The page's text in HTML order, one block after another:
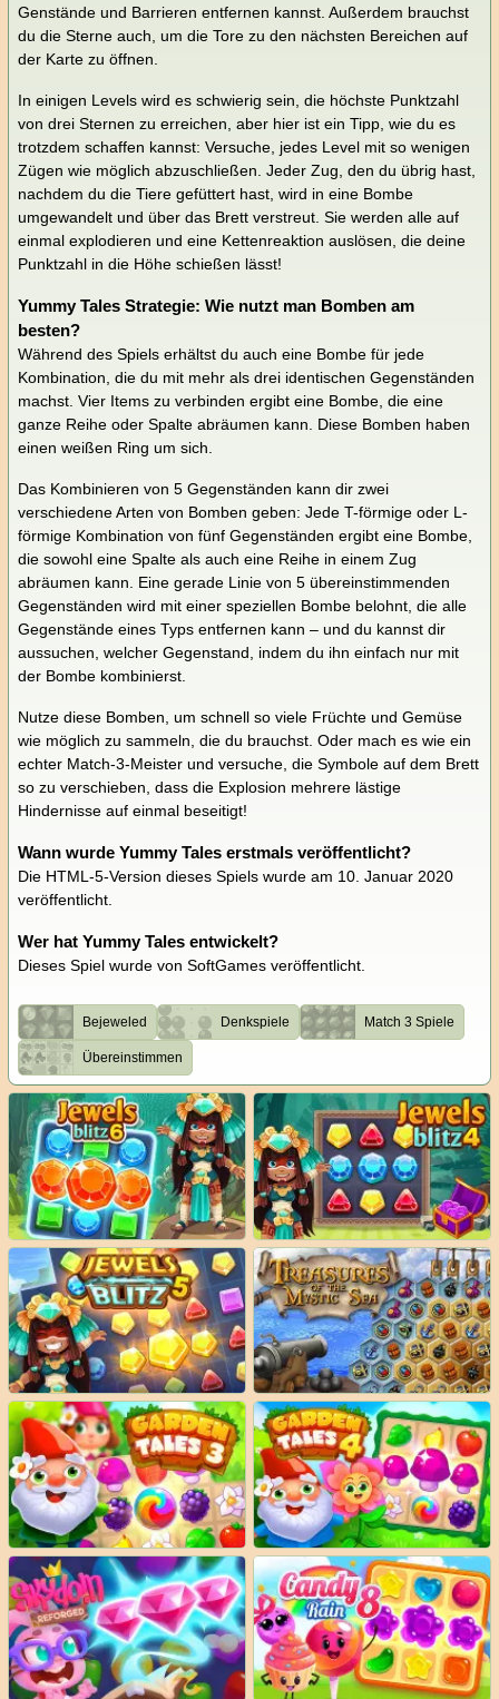
Genstände und Barrieren entfernen kannst. Außerdem brauchst
du die Sterne auch, um die Tore zu den nächsten Bereichen auf
der Karte zu öffnen.
In einigen Levels wird es schwierig sein, die höchste Punktzahl
von drei Sternen zu erreichen, aber hier ist ein Tipp, wie du es
trotzdem schaffen kannst: Versuche, jedes Level mit so wenigen
Zügen wie möglich abzuschließen. Jeder Zug, den du übrig hast,
nachdem du die Tiere gefüttert hast, wird in eine Bombe
umgewandelt und über das Brett verstreut. Sie werden alle auf
einmal explodieren und eine Kettenreaktion auslösen, die deine
Punktzahl in die Höhe schießen lässt!
Yummy Tales Strategie: Wie nutzt man Bomben am
besten?
Während des Spiels erhältst du auch eine Bombe für jede
Kombination, die du mit mehr als drei identischen Gegenständen
machst. Vier Items zu verbinden ergibt eine Bombe, die eine
ganze Reihe oder Spalte abräumen kann. Diese Bomben haben
einen weißen Ring um sich.
Das Kombinieren von 5 Gegenständen kann dir zwei
verschiedene Arten von Bomben geben: Jede T-förmige oder L-
förmige Kombination von fünf Gegenständen ergibt eine Bombe,
die sowohl eine Spalte als auch eine Reihe in einem Zug
abräumen kann. Eine gerade Linie von 5 übereinstimmenden
Gegenständen wird mit einer speziellen Bombe belohnt, die alle
Gegenstände eines Typs entfernen kann – und du kannst dir
aussuchen, welcher Gegenstand, indem du ihn einfach nur mit
der Bombe kombinierst.
Nutze diese Bomben, um schnell so viele Früchte und Gemüse
wie möglich zu sammeln, die du brauchst. Oder mach es wie ein
echter Match-3-Meister und versuche, die Symbole auf dem Brett
so zu verschieben, dass die Explosion mehrere lästige
Hindernisse auf einmal beseitigt!
Wann wurde Yummy Tales erstmals veröffentlicht?
Die HTML-5-Version dieses Spiels wurde am 10. Januar 2020
veröffentlicht.
Wer hat Yummy Tales entwickelt?
Dieses Spiel wurde von SoftGames veröffentlicht.
Bejeweled Denkspiele Match 3 Spiele
Übereinstimmen